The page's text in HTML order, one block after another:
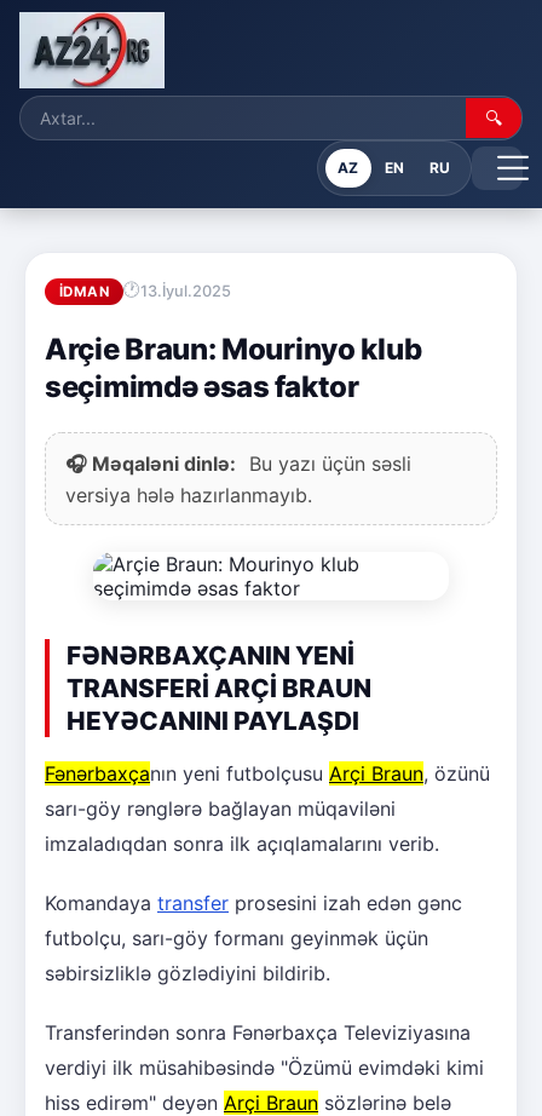
🔍
AZ EN RU
İDMAN 13.İyul.2025
Arçie Braun: Mourinyo klub
seçimimdə əsas faktor
🎧 Məqaləni dinlə:
Bu yazı üçün səsli
versiya hələ hazırlanmayıb.
FƏNƏRBAXÇANIN YENİ
TRANSFERİ ARÇİ BRAUN
HEYƏCANINI PAYLAŞDI
Fənərbaxçanın yeni futbolçusu Arçi Braun, özünü
sarı-göy rənglərə bağlayan müqaviləni
imzaladıqdan sonra ilk açıqlamalarını verib.
Komandaya transfer prosesini izah edən gənc
futbolçu, sarı-göy formanı geyinmək üçün
səbirsizliklə gözlədiyini bildirib.
Transferindən sonra Fənərbaxça Televiziyasına
verdiyi ilk müsahibəsində "Özümü evimdəki kimi
hiss edirəm" deyən Arçi Braun sözlərinə belə